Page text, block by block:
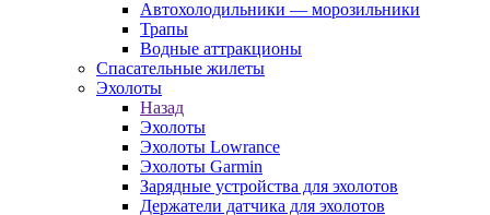
Автохолодильники — морозильники
Трапы
Водные аттракционы
Спасательные жилеты
Эхолоты
Назад
Эхолоты
Эхолоты Lowrance
Эхолоты Garmin
Зарядные устройства для эхолотов
Держатели датчика для эхолотов